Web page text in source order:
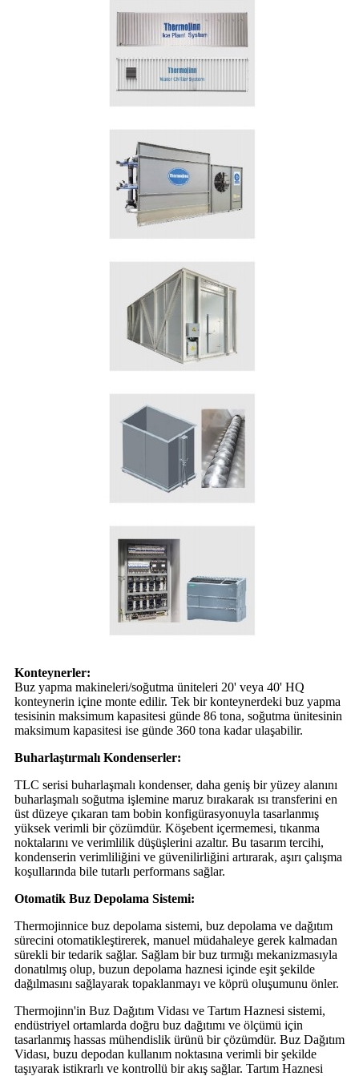
Konteynerler:
Buz yapma makineleri/soğutma üniteleri 20' veya 40' HQ
konteynerin içine monte edilir. Tek bir konteynerdeki buz yapma
tesisinin maksimum kapasitesi günde 86 tona, soğutma ünitesinin
maksimum kapasitesi ise günde 360 ​​tona kadar ulaşabilir.
Buharlaştırmalı Kondenserler:
TLC serisi buharlaşmalı kondenser, daha geniş bir yüzey alanını
buharlaşmalı soğutma işlemine maruz bırakarak ısı transferini en
üst düzeye çıkaran tam bobin konfigürasyonuyla tasarlanmış
yüksek verimli bir çözümdür. Köşebent içermemesi, tıkanma
noktalarını ve verimlilik düşüşlerini azaltır. Bu tasarım tercihi,
kondenserin verimliliğini ve güvenilirliğini artırarak, aşırı çalışma
koşullarında bile tutarlı performans sağlar.
Otomatik Buz Depolama Sistemi:
Thermojinnice buz depolama sistemi, buz depolama ve dağıtım
sürecini otomatikleştirerek, manuel müdahaleye gerek kalmadan
sürekli bir tedarik sağlar. Sağlam bir buz tırmığı mekanizmasıyla
donatılmış olup, buzun depolama haznesi içinde eşit şekilde
dağılmasını sağlayarak topaklanmayı ve köprü oluşumunu önler.
Thermojinn'in Buz Dağıtım Vidası ve Tartım Haznesi sistemi,
endüstriyel ortamlarda doğru buz dağıtımı ve ölçümü için
tasarlanmış hassas mühendislik ürünü bir çözümdür. Buz Dağıtım
Vidası, buzu depodan kullanım noktasına verimli bir şekilde
taşıyarak istikrarlı ve kontrollü bir akış sağlar. Tartım Haznesi